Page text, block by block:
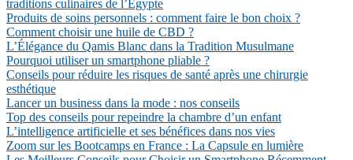
traditions culinaires de l’Égypte
Produits de soins personnels : comment faire le bon choix ?
Comment choisir une huile de CBD ?
L’Élégance du Qamis Blanc dans la Tradition Musulmane
Pourquoi utiliser un smartphone pliable ?
Conseils pour réduire les risques de santé après une chirurgie
esthétique
Lancer un business dans la mode : nos conseils
Top des conseils pour repeindre la chambre d’un enfant
L’intelligence artificielle et ses bénéfices dans nos vies
Zoom sur les Bootcamps en France : La Capsule en lumière